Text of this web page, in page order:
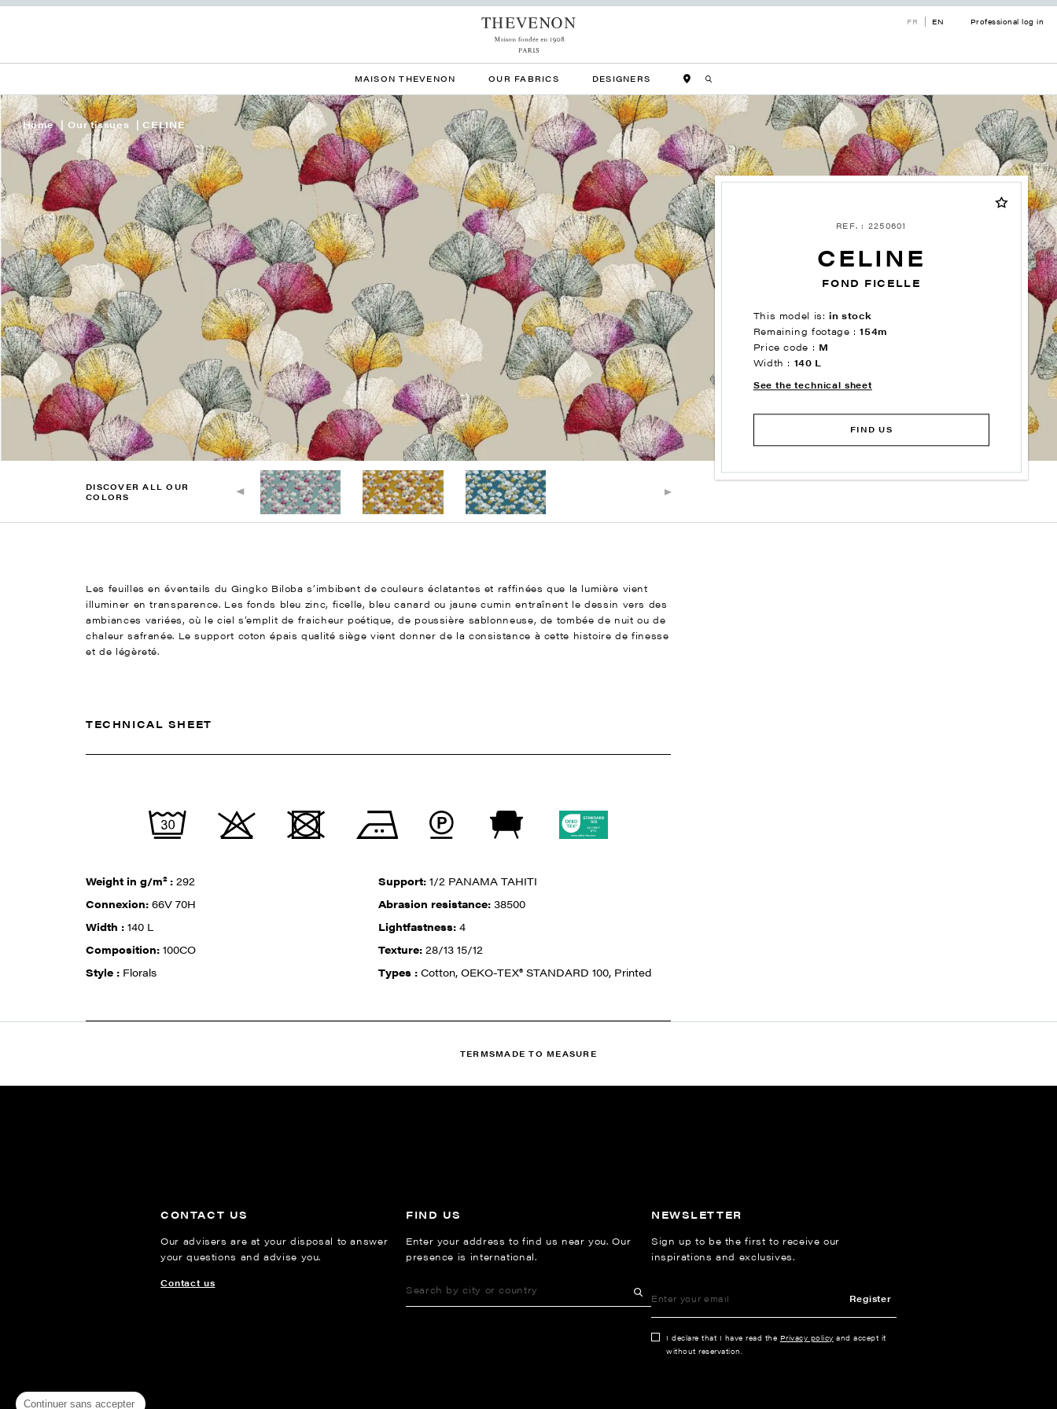
FR EN Professional log in
MAISON THEVENON OUR FABRICS DESIGNERS
Home Our tissues CELINE
REF. : 2250601
CELINE
FOND FICELLE
This model is:in stock
Remaining footage :154m
Price code : M
Width : 140 L
See the technical sheet
FIND US
DISCOVER ALL OUR
COLORS
Les feuilles en éventails du Gingko Biloba s’imbibent de couleurs éclatantes et raffinées que la lumière vient
illuminer en transparence. Les fonds bleu zinc, ficelle, bleu canard ou jaune cumin entraînent le dessin vers des
ambiances variées, où le ciel s’emplit de fraicheur poétique, de poussière sablonneuse, de tombée de nuit ou de
chaleur safranée. Le support coton épais qualité siège vient donner de la consistance à cette histoire de finesse
et de légèreté.
TECHNICAL SHEET
Weight in g/m² :292 Support:1/2 PANAMA TAHITI
Connexion:66V 70H Abrasion resistance:38500
Width :140 L Lightfastness:4
Composition:100CO Texture:28/13 15/12
Style : Florals Types :Cotton, OEKO-TEX® STANDARD 100, Printed
TERMSMADE TO MEASURE
CONTACT US
Our advisers are at your disposal to answer
your questions and advise you.
Contact us
FIND US
Enter your address to find us near you. Our
presence is international.
NEWSLETTER
Sign up to be the first to receive our
inspirations and exclusives.
Register
I declare that I have read the Privacy policy and accept it
without reservation.
Continuer sans accepter